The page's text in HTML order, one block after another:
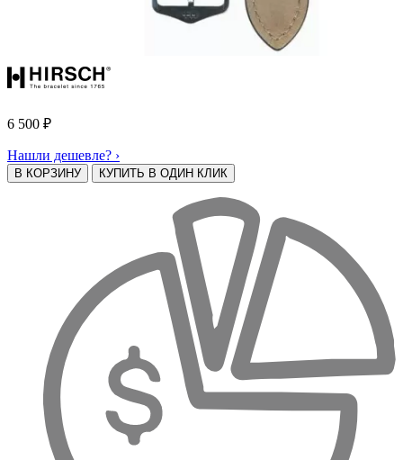
6 500 ₽
Нашли дешевле? ›
В КОРЗИНУ КУПИТЬ В ОДИН КЛИК